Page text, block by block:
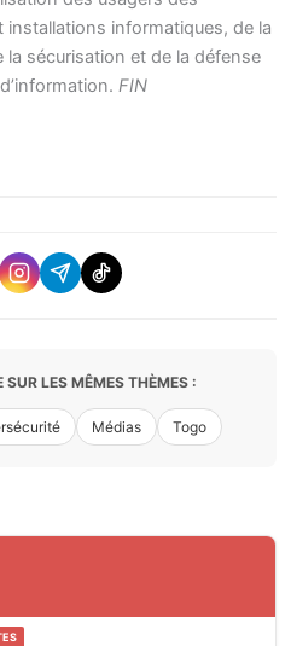
informatiques, de la
sécurisation et de la défense
FIN
LES MÊMES THÈMES :
Médias Togo